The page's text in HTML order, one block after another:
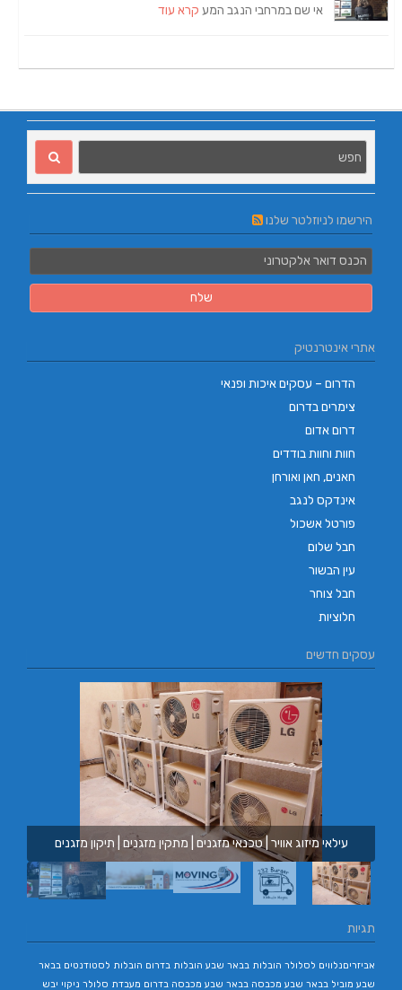
אי שם במרחבי הנגב המעקרא עוד
הירשמו לניוזלטר שלנו
אתרי אינטרנטיק
הדרום – עסקים איכות ופנאי
צימרים בדרום
דרום אדום
חוות וחוות בודדים
חאנים, חאן ואורחן
אינדקס לנגב
פורטל אשכול
חבל שלום
עין הבשור
חבל צוחר
חלוציות
עסקים חדשים
עילאי מיזוג אוויר | טכנאי מזגנים | מתקין מזגנים | תיקון מזגנים
תגיות
אביזריםנלווים לסלולר הובלות בבאר שבע הובלות בדרום הובלות לסטודנטים בבאר
שבע מוביל בבאר שבע מכבסה בבאר שבע מכבסה בדרום מעבדת סלולר ניקוי יבש